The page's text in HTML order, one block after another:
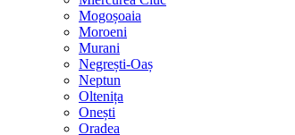
Mogoșoaia
Moroeni
Murani
Negrești-Oaș
Neptun
Oltenița
Onești
Oradea